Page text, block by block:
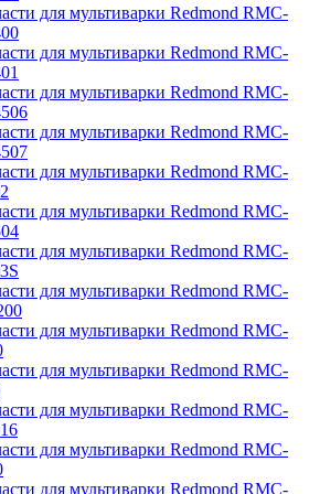
для мультиварки Redmond RMC-
для мультиварки Redmond RMC-
для мультиварки Redmond RMC-
для мультиварки Redmond RMC-
для мультиварки Redmond RMC-
для мультиварки Redmond RMC-
для мультиварки Redmond RMC-
для мультиварки Redmond RMC-
для мультиварки Redmond RMC-
для мультиварки Redmond RMC-
для мультиварки Redmond RMC-
для мультиварки Redmond RMC-
для мультиварки Redmond RMC-